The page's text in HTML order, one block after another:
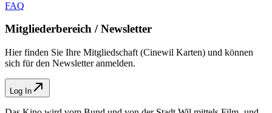
FAQ
Mitgliederbereich / Newsletter
Hier finden Sie Ihre Mitgliedschaft (Cinewil Karten) und können
sich für den Newsletter anmelden.
Log In